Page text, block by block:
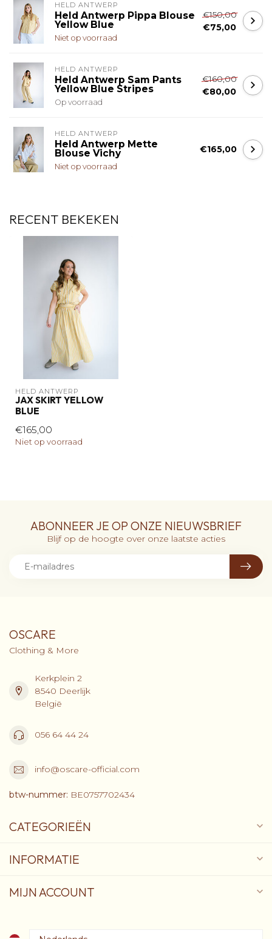
HELD ANTWERP
Held Antwerp Pippa Blouse
Yellow Blue
Niet op voorraad
€150,00
€75,00
HELD ANTWERP
Held Antwerp Sam Pants
Yellow Blue Stripes
Op voorraad
€160,00
€80,00
HELD ANTWERP
Held Antwerp Mette
Blouse Vichy
Niet op voorraad
€165,00
RECENT BEKEKEN
HELD ANTWERP
JAX SKIRT YELLOW
BLUE
€165,00
Niet op voorraad
ABONNEER JE OP ONZE NIEUWSBRIEF
Blijf op de hoogte over onze laatste acties
OSCARE
Clothing & More
Kerkplein 2
8540 Deerlijk
België
056 64 44 24
info@oscare-official.com
btw-nummer: BE0757702434
CATEGORIEËN
INFORMATIE
MIJN ACCOUNT